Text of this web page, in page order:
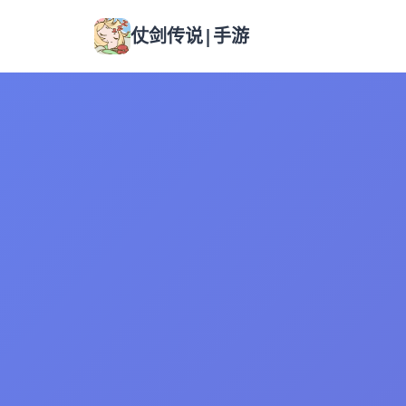
仗剑传说|手游